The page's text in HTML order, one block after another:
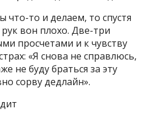
что-то и делаем, то спустя
вон плохо. Две-три
просчетами и к чувству
«Я снова не справлюсь,
не буду браться за эту
сорву дедлайн».